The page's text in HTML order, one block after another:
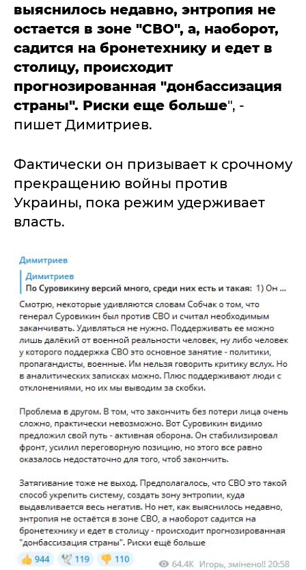
выяснилось недавно, энтропия не
остается в зоне "СВО", а, наоборот,
садится на бронетехнику и едет в
столицу, происходит
прогнозированная "донбассизация
страны". Риски еще больше", -
пишет Димитриев.
Фактически он призывает к срочному
прекращению войны против
Украины, пока режим удерживает
власть.